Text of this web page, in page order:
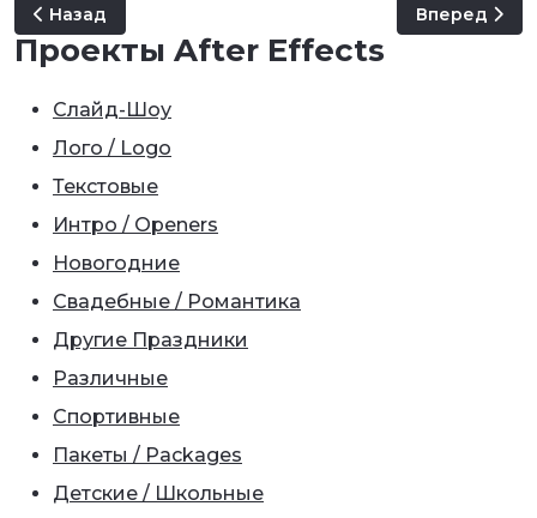
Предыдущий: Ribbons Logo
Назад Следующий:
Вперед
Проекты After Effects
Слайд-Шоу
Лого / Logo
Текстовые
Интро / Openers
Новогодние
Свадебные / Романтика
Другие Праздники
Различные
Спортивные
Пакеты / Packages
Детские / Школьные